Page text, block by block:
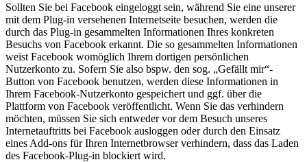
Sollten Sie bei Facebook eingeloggt sein, während Sie eine unserer
mit dem Plug-in versehenen Internetseite besuchen, werden die
durch das Plug-in gesammelten Informationen Ihres konkreten
Besuchs von Facebook erkannt. Die so gesammelten Informationen
weist Facebook womöglich Ihrem dortigen persönlichen
Nutzerkonto zu. Sofern Sie also bspw. den sog. „Gefällt mir“-
Button von Facebook benutzen, werden diese Informationen in
Ihrem Facebook-Nutzerkonto gespeichert und ggf. über die
Plattform von Facebook veröffentlicht. Wenn Sie das verhindern
möchten, müssen Sie sich entweder vor dem Besuch unseres
Internetauftritts bei Facebook ausloggen oder durch den Einsatz
eines Add-ons für Ihren Internetbrowser verhindern, dass das Laden
des Facebook-Plug-in blockiert wird.